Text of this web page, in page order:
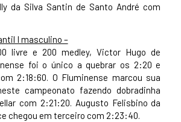
da Silva Santin de Santo André com
I masculino –
livre e 200 medley, Victor Hugo de
foi o único a quebrar os 2:20 e
2:18:60. O Fluminense marcou sua
campeonato fazendo dobradinha
com 2:21:20. Augusto Felisbino da
chegou em terceiro com 2:23:40.